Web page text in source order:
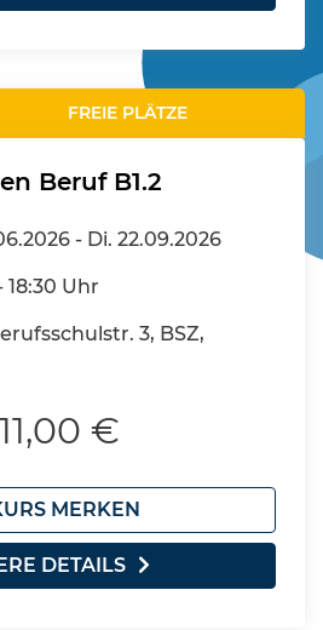
FREIE PLÄTZE
Beruf B1.2
- Di. 22.09.2026
18:30 Uhr
3, BSZ,
€
MERKEN
DETAILS